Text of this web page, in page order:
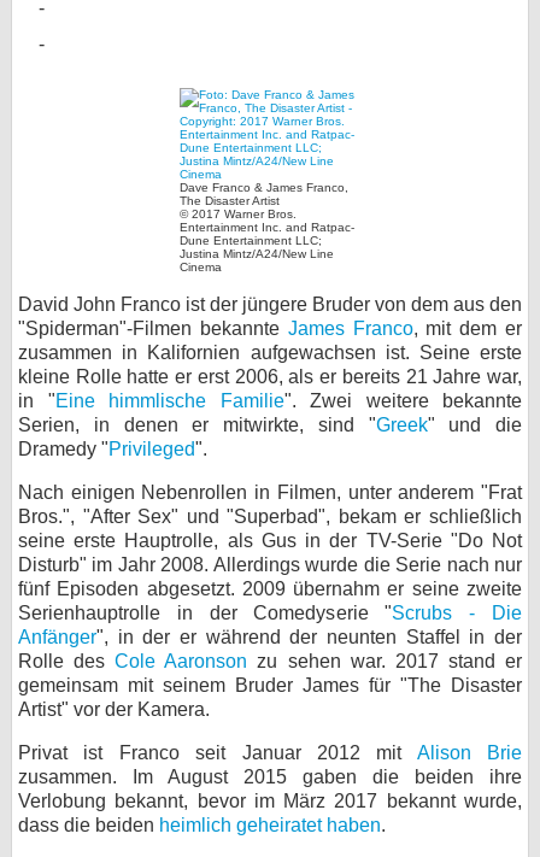
Dave Franco & James Franco,
The Disaster Artist
© 2017 Warner Bros.
Entertainment Inc. and Ratpac-
Dune Entertainment LLC;
Justina Mintz/A24/New Line
Cinema
David John Franco ist der jüngere Bruder von dem aus den
"Spiderman"-Filmen bekannte James Franco, mit dem er
zusammen in Kalifornien aufgewachsen ist. Seine erste
kleine Rolle hatte er erst 2006, als er bereits 21 Jahre war,
in "Eine himmlische Familie". Zwei weitere bekannte
Serien, in denen er mitwirkte, sind "Greek" und die
Dramedy "Privileged".
Nach einigen Nebenrollen in Filmen, unter anderem "Frat
Bros.", "After Sex" und "Superbad", bekam er schließlich
seine erste Hauptrolle, als Gus in der TV-Serie "Do Not
Disturb" im Jahr 2008. Allerdings wurde die Serie nach nur
fünf Episoden abgesetzt. 2009 übernahm er seine zweite
Serienhauptrolle in der Comedyserie "Scrubs - Die
Anfänger", in der er während der neunten Staffel in der
Rolle desCole Aaronson zu sehen war. 2017 stand er
gemeinsam mit seinem Bruder James für "The Disaster
Artist" vor der Kamera.
Privat ist Franco seit Januar 2012 mit Alison Brie
zusammen. Im August 2015 gaben die beiden ihre
Verlobung bekannt, bevor im März 2017 bekannt wurde,
dass die beiden heimlich geheiratet haben.
Forum
bei Facebook
Kontakt
Nutzungsbedingungen
Datenschutz
Impressum
Desktop-Ansicht
myFanbase